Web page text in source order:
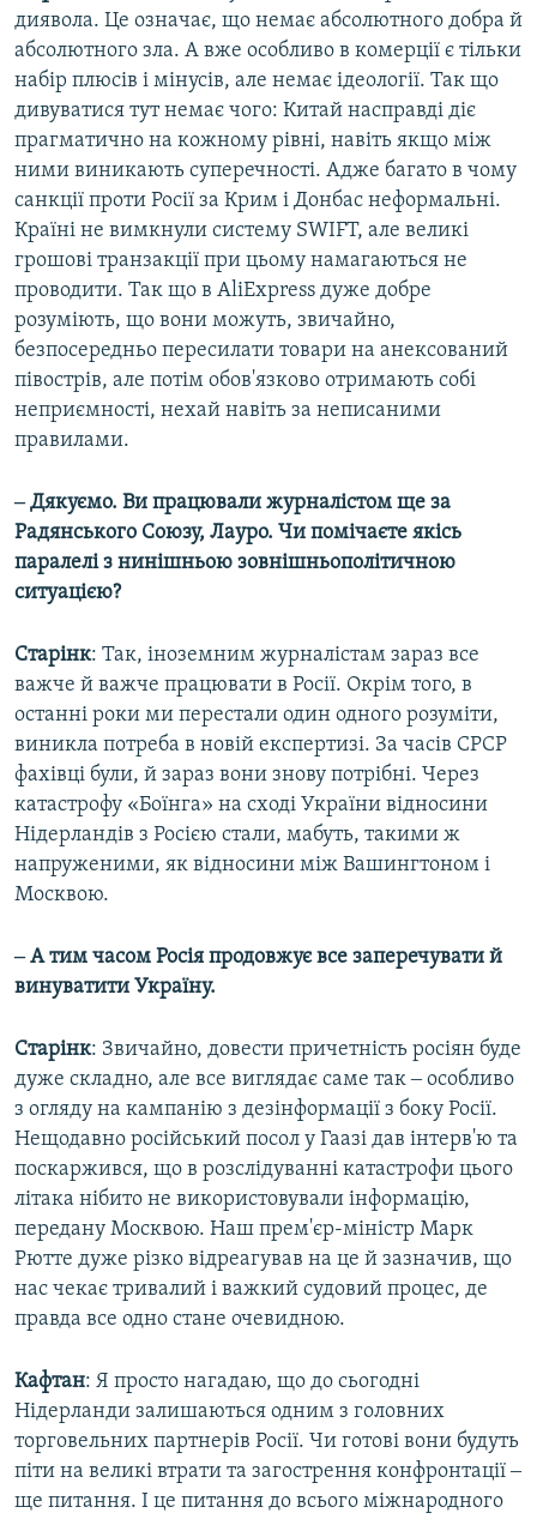
диявола. Це означає, що немає абсолютного добра й
абсолютного зла. А вже особливо в комерції є тільки
набір плюсів і мінусів, але немає ідеології. Так що
дивуватися тут немає чого: Китай насправді діє
прагматично на кожному рівні, навіть якщо між
ними виникають суперечності. Адже багато в чому
санкції проти Росії за Крим і Донбас неформальні.
Країні не вимкнули систему SWIFT, але великі
грошові транзакції при цьому намагаються не
проводити. Так що в AliExpress дуже добре
розуміють, що вони можуть, звичайно,
безпосередньо пересилати товари на анексований
півострів, але потім обов'язково отримають собі
неприємності, нехай навіть за неписаними
правилами.
‒ Дякуємо. Ви працювали журналістом ще за
Радянського Союзу, Лауро. Чи помічаєте якісь
паралелі з нинішньою зовнішньополітичною
ситуацією?
Старінк: Так, іноземним журналістам зараз все
важче й важче працювати в Росії. Окрім того, в
останні роки ми перестали один одного розуміти,
виникла потреба в новій експертизі. За часів СРСР
фахівці були, й зараз вони знову потрібні. Через
катастрофу «Боїнга» на сході України відносини
Нідерландів з Росією стали, мабуть, такими ж
напруженими, як відносини між Вашингтоном і
Москвою.
‒ А тим часом Росія продовжує все заперечувати й
винуватити Україну.
Старінк: Звичайно, довести причетність росіян буде
дуже складно, але все виглядає саме так ‒ особливо
з огляду на кампанію з дезінформації з боку Росії.
Нещодавно російський посол у Гаазі дав інтерв'ю та
поскаржився, що в розслідуванні катастрофи цього
літака нібито не використовували інформацію,
передану Москвою. Наш прем'єр-міністр Марк
Рютте дуже різко відреагував на це й зазначив, що
нас чекає тривалий і важкий судовий процес, де
правда все одно стане очевидною.
Кафтан: Я просто нагадаю, що до сьогодні
Нідерланди залишаються одним з головних
торговельних партнерів Росії. Чи готові вони будуть
піти на великі втрати та загострення конфронтації ‒
ще питання. І це питання до всього міжнародного